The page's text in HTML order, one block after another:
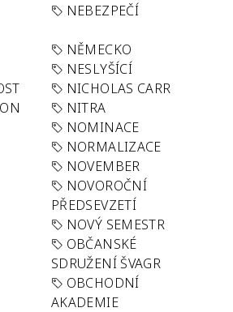
NEBEZPEČÍ
NĚMECKO
NESLYŠÍCÍ
NICHOLAS CARR
NITRA
NOMINACE
NORMALIZACE
NOVEMBER
NOVOROČNÍ
PŘEDSEVZETÍ
NOVÝ SEMESTR
OBČANSKÉ
SDRUŽENÍ ŠVAGR
OBCHODNÍ
AKADEMIE